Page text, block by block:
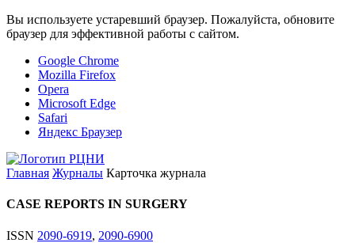
Вы используете устаревший браузер. Пожалуйста, обновите
браузер для эффективной работы с сайтом.
Google Chrome
Mozilla Firefox
Opera
Microsoft Edge
Safari
Яндекс Браузер
Главная Журналы Карточка журнала
CASE REPORTS IN SURGERY
ISSN 2090-6919, 2090-6900